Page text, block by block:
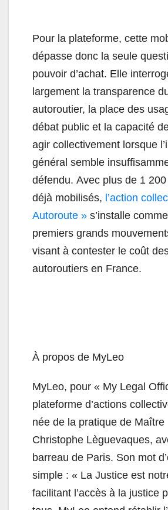
Pour la plateforme, cette
dépasse donc la seule
pouvoir d’achat. Elle
largement la transparence
autoroutier, la place des
débat public et la capacité
agir collectivement lorsque
général semble
défendu. Avec plus de 1
déjà mobilisés, l’action
Autoroute » s’installe
premiers grands
visant à contester le coût
autoroutiers en France.
À propos de MyLeo
MyLeo, pour « My Legal
plateforme d’actions
née de la pratique de Maître
Christophe Lèguevaques,
barreau de Paris. Son mot
simple : « La Justice est
facilitant l’accès à la justice